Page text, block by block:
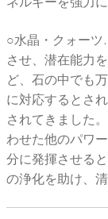
○水晶・クォー
させ、潜在能力
ど、石の中でも
に対応するとさ
されてきました
わせた他のパワ
分に発揮させる
の浄化を助け、